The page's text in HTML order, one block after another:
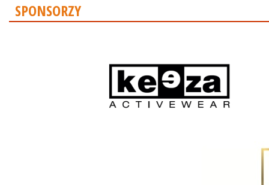
SPONSORZY